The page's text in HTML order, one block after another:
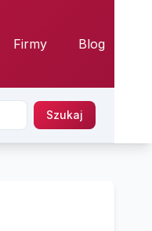
Firmy Blog
Szukaj